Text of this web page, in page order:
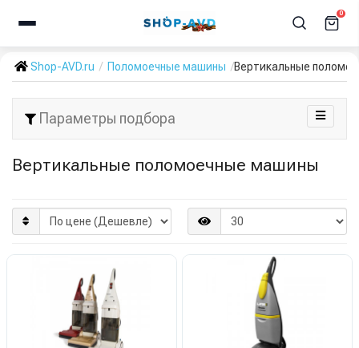
0
Shop-AVD.ru Поломоечные машины Вертикальные
Параметры подбора
Вертикальные поломоечные машины